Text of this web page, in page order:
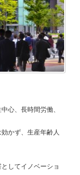
心、長時間労働、
かず、生産年齢人
してイノベーショ